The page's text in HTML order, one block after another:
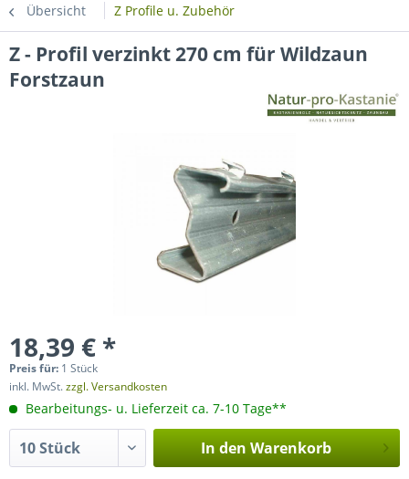
Übersicht Z Profile u. Zubehör
Z - Profil verzinkt 270 cm für Wildzaun
Forstzaun
18,39 € *
Preis für: 1 Stück
inkl. MwSt.zzgl. Versandkosten
Bearbeitungs- u. Lieferzeit ca. 7-10 Tage**
In den Warenkorb